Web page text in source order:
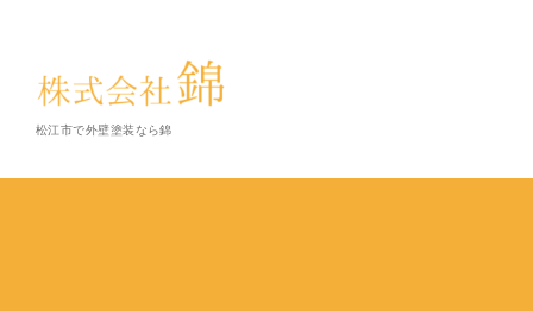
松江市で外壁塗装なら錦